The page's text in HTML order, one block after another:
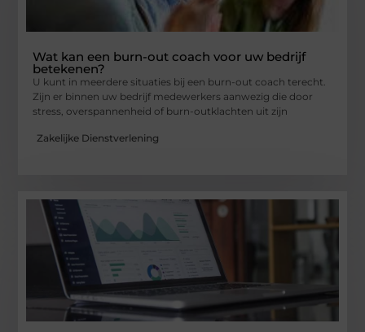
Wat kan een burn-out coach voor uw bedrijf
betekenen?
U kunt in meerdere situaties bij een burn-out coach terecht.
Zijn er binnen uw bedrijf medewerkers aanwezig die door
stress, overspannenheid of burn-outklachten uit zijn
Zakelijke Dienstverlening